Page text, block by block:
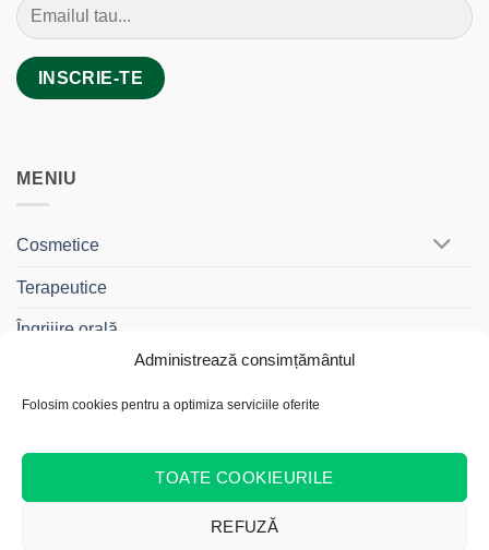
Administrează consimțământul
Folosim cookies pentru a optimiza serviciile oferite
TOATE COOKIEURILE
REFUZĂ
MENIU
Cosmetice
Terapeutice
Îngrijire orală
Gama Travel
Cadouri și Truse
Bank Credit